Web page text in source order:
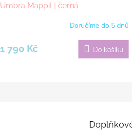
Umbra Mappit | černá
Doručíme do 5 dnů
1 790 Kč Do košíku